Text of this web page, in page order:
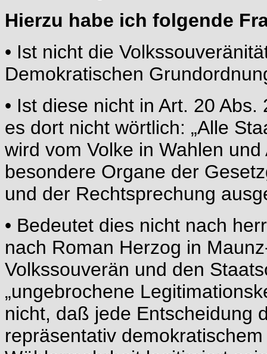
Hierzu habe ich folgende
• Ist nicht die
Demokratischen
• Ist diese nicht in Art. 20
es dort nicht wörtlich: „Alle
wird vom Volke in Wahlen
besondere Organe der
und der Rechtsprechung
• Bedeutet dies nicht nach
nach Roman Herzog in
Volkssouverän und den
„ungebrochene
nicht, daß jede Entscheidung
repräsentativ